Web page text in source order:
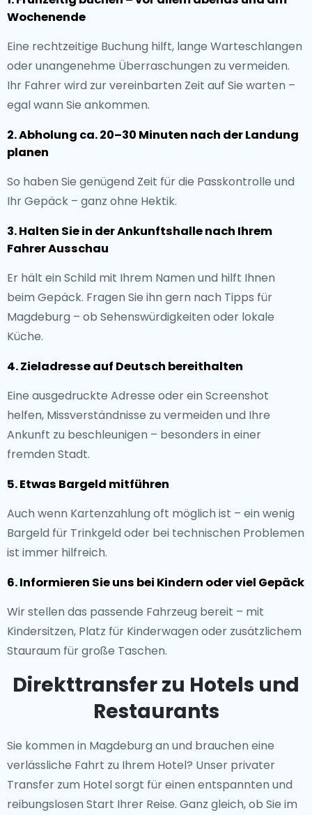
Wochenende
Eine rechtzeitige Buchung hilft, lange Warteschlangen
oder unangenehme Überraschungen zu vermeiden.
Ihr Fahrer wird zur vereinbarten Zeit auf Sie warten –
egal wann Sie ankommen.
2. Abholung ca. 20–30 Minuten nach der Landung
planen
So haben Sie genügend Zeit für die Passkontrolle und
Ihr Gepäck – ganz ohne Hektik.
3. Halten Sie in der Ankunftshalle nach Ihrem
Fahrer Ausschau
Er hält ein Schild mit Ihrem Namen und hilft Ihnen
beim Gepäck. Fragen Sie ihn gern nach Tipps für
Magdeburg – ob Sehenswürdigkeiten oder lokale
Küche.
4. Zieladresse auf Deutsch bereithalten
Eine ausgedruckte Adresse oder ein Screenshot
helfen, Missverständnisse zu vermeiden und Ihre
Ankunft zu beschleunigen – besonders in einer
fremden Stadt.
5. Etwas Bargeld mitführen
Auch wenn Kartenzahlung oft möglich ist – ein wenig
Bargeld für Trinkgeld oder bei technischen Problemen
ist immer hilfreich.
6. Informieren Sie uns bei Kindern oder viel Gepäck
Wir stellen das passende Fahrzeug bereit – mit
Kindersitzen, Platz für Kinderwagen oder zusätzlichem
Stauraum für große Taschen.
Direkttransfer zu Hotels und
Restaurants
Sie kommen in Magdeburg an und brauchen eine
verlässliche Fahrt zu Ihrem Hotel? Unser privater
Transfer zum Hotelsorgt für einen entspannten und
reibungslosen Start Ihrer Reise. Ganz gleich, ob Sie im